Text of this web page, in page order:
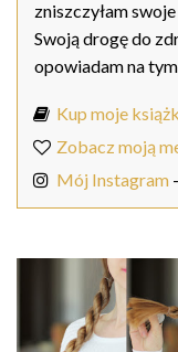
zniszczyłam
Swoją drogę do
opowiadam na
Kup moje
Zobacz moją
Mój Instagram